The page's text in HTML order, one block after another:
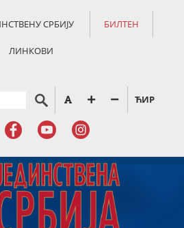
СРБИЈУ БИЛТЕН
ЛИНКОВИ
ЋИР